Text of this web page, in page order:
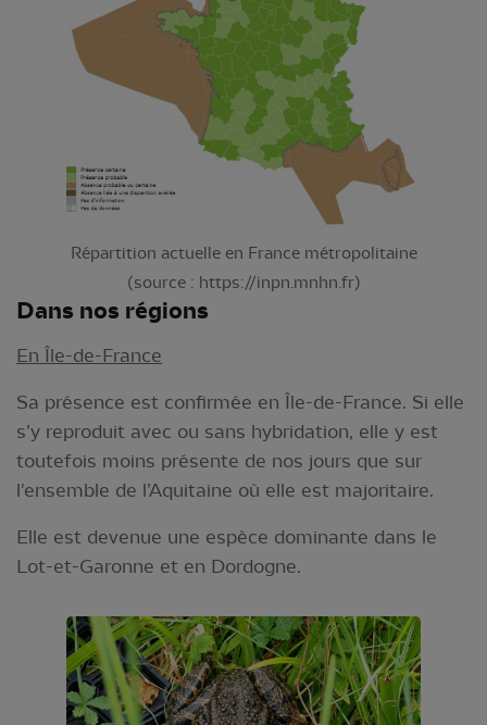
Répartition actuelle en France métropolitaine
(source : https://inpn.mnhn.fr)
Dans nos régions
En Île-de-France
Sa présence est confirmée en Île-de-France. Si elle
s’y reproduit avec ou sans hybridation, elle y est
toutefois moins présente de nos jours que sur
l'ensemble de l’Aquitaine où elle est majoritaire.
Elle est devenue une espèce dominante dans le
Lot-et-Garonne et en Dordogne.